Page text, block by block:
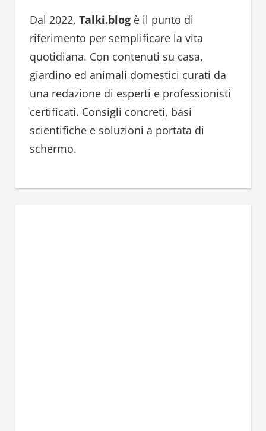
:
Dal 2022, Talki.blogè il punto di
riferimento per semplificare la vita
quotidiana. Con contenuti su casa,
giardino ed animali domestici curati da
una redazione di esperti e professionisti
certificati. Consigli concreti, basi
scientifiche e soluzioni a portata di
schermo.